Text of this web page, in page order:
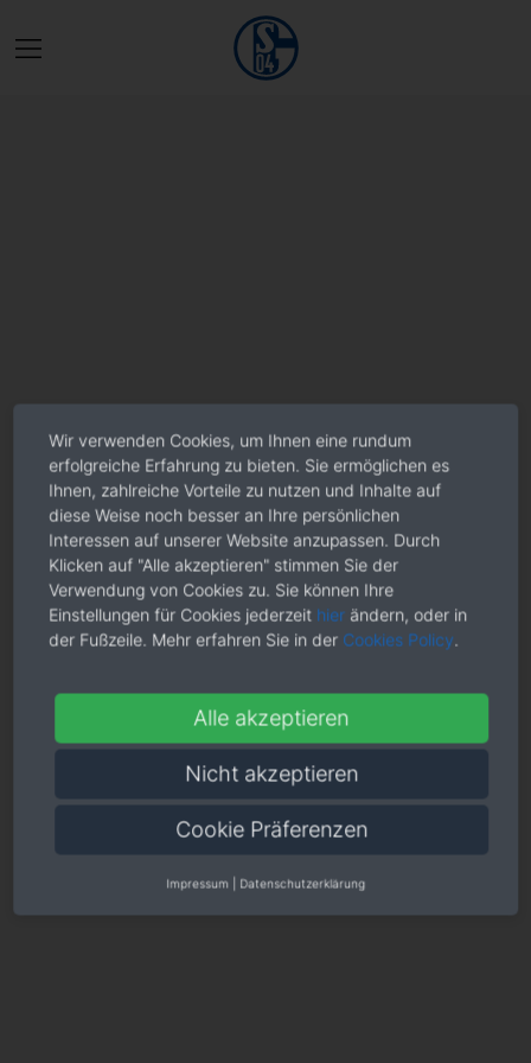
Wir verwenden Cookies, um Ihnen eine rundum
erfolgreiche Erfahrung zu bieten. Sie ermöglichen es
Ihnen, zahlreiche Vorteile zu nutzen und Inhalte auf
diese Weise noch besser an Ihre persönlichen
Interessen auf unserer Website anzupassen. Durch
Klicken auf "Alle akzeptieren" stimmen Sie der
Verwendung von Cookies zu. Sie können Ihre
Einstellungen für Cookies jederzeit hier ändern, oder in
der Fußzeile. Mehr erfahren Sie in der Cookies Policy.
Alle akzeptieren
Nicht akzeptieren
Cookie Präferenzen
Impressum Datenschutzerklärung